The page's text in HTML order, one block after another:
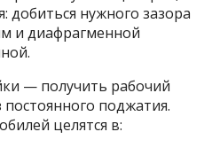
добиться нужного зазора
и диафрагменной
— получить рабочий
поджатия.
целятся в: